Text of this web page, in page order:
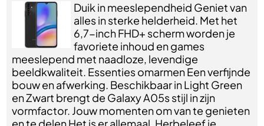
Duik in meeslependheid Geniet van
alles in sterke helderheid. Met het
6,7-inch FHD+ scherm worden je
favoriete inhoud en games
meeslepend met naadloze, levendige
beeldkwaliteit. Essenties omarmen Een verfijnde
bouw en afwerking. Beschikbaar in Light Green
en Zwart brengt de Galaxy A05s stijl in zijn
vormfactor. Jouw momenten om van te genieten